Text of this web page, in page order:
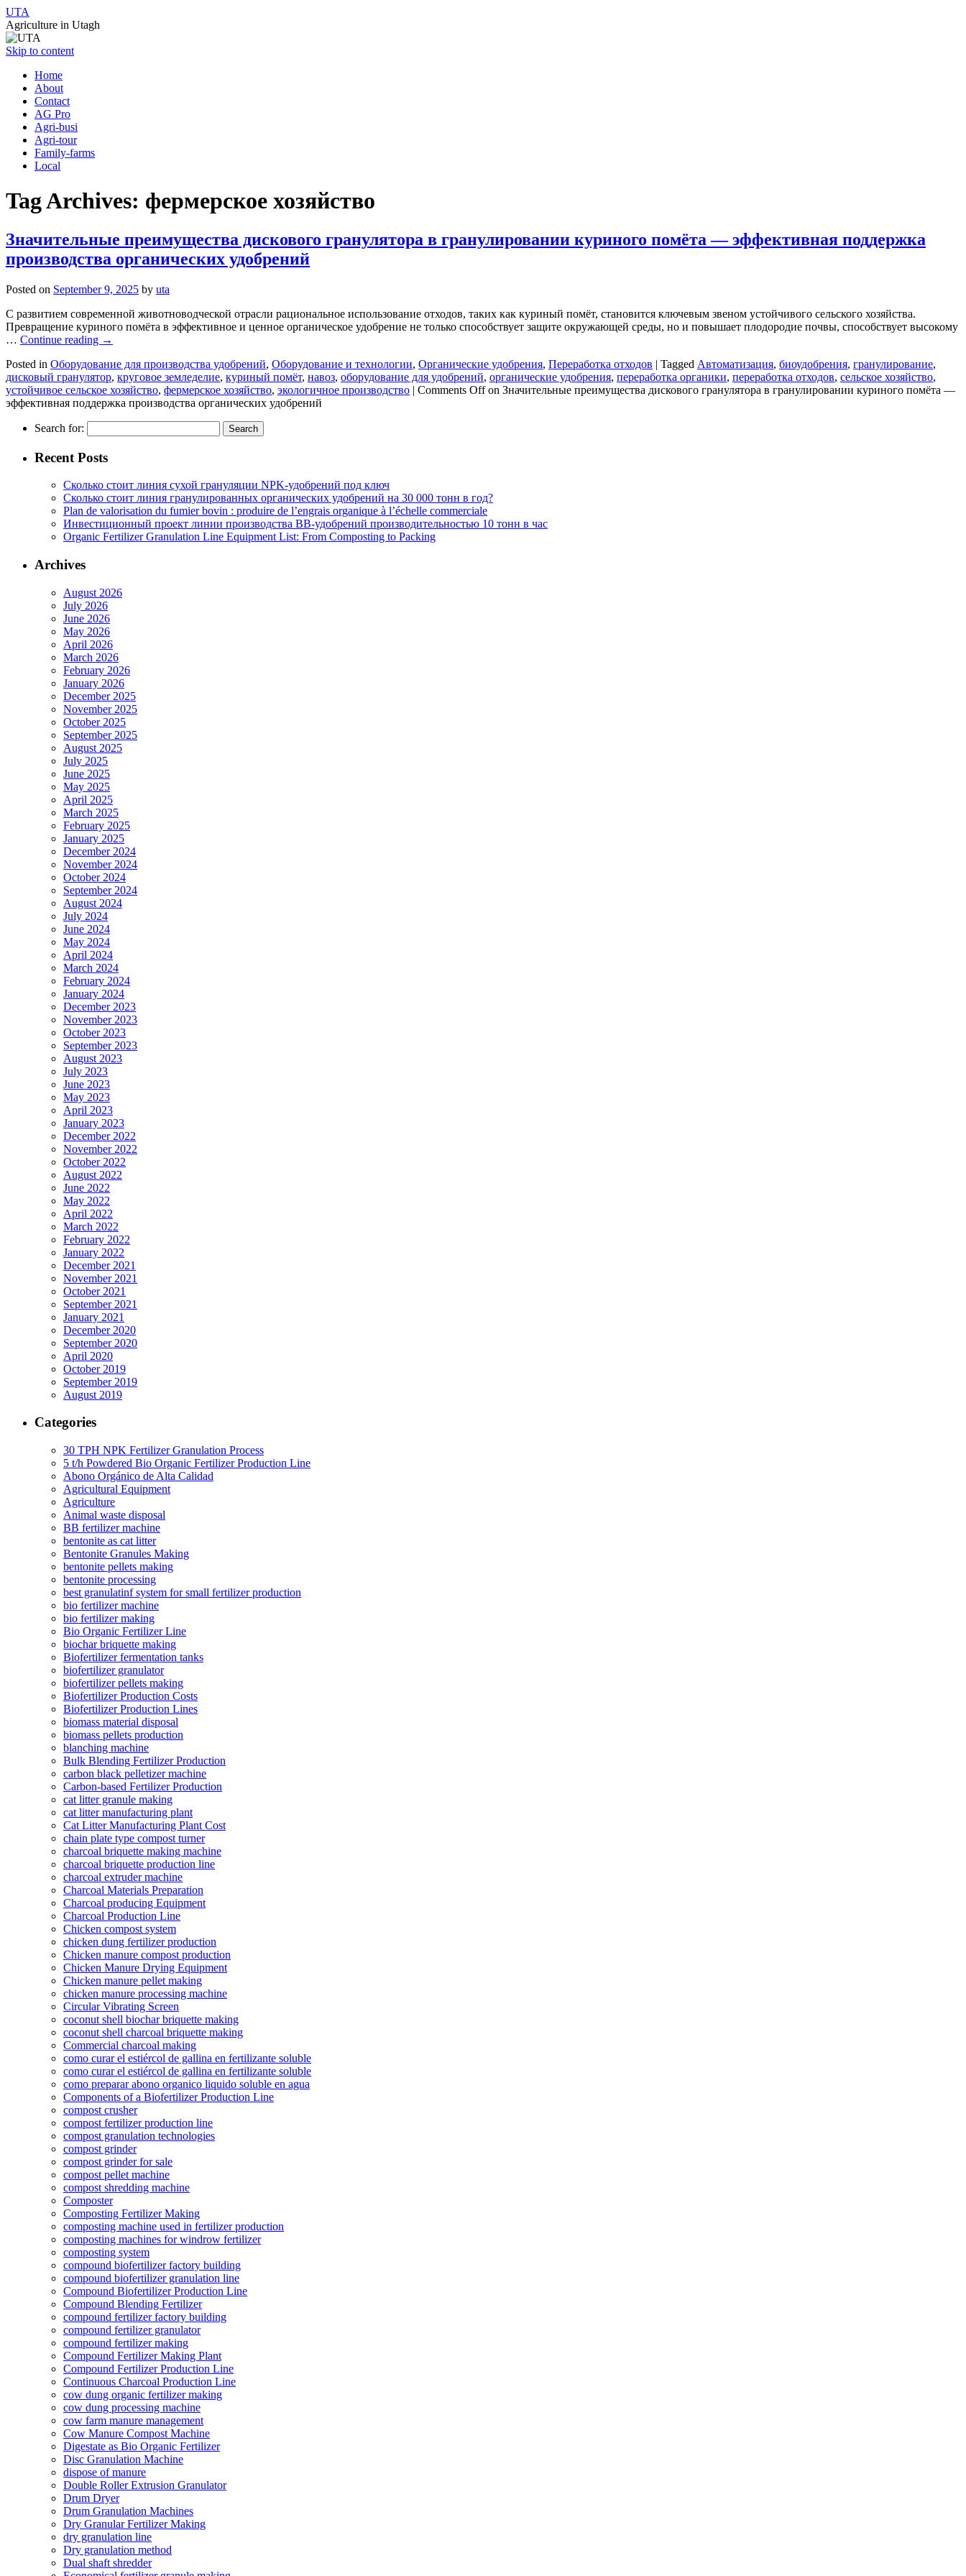
UTA
Agriculture in Utagh
Skip to content
Home
About
Contact
AG Pro
Agri-busi
Agri-tour
Family-farms
Local
Tag Archives: фермерское хозяйство
Значительные преимущества дискового гранулятора в гранулировании куриного помёта — эффективная поддержка
производства органических удобрений
Posted on September 9, 2025 by uta
С развитием современной животноводческой отрасли рациональное использование отходов, таких как куриный помёт, становится ключевым звеном устойчивого сельского хозяйства.
Превращение куриного помёта в эффективное и ценное органическое удобрение не только способствует защите окружающей среды, но и повышает плодородие почвы, способствует высокому
… Continue reading →
Posted in Оборудование для производства удобрений, Оборудование и технологии, Органические удобрения, Переработка отходов | Tagged Автоматизация, биоудобрения, гранулирование,
дисковый гранулятор, круговое земледелие, куриный помёт, навоз, оборудование для удобрений, органические удобрения, переработка органики, переработка отходов, сельское хозяйство,
устойчивое сельское хозяйство, фермерское хозяйство, экологичное производство | Comments Offon Значительные преимущества дискового гранулятора в гранулировании куриного помёта —
эффективная поддержка производства органических удобрений
Search for:
Recent Posts
Сколько стоит линия сухой грануляции NPK-удобрений под ключ
Сколько стоит линия гранулированных органических удобрений на 30 000 тонн в год?
Plan de valorisation du fumier bovin : produire de l’engrais organique à l’échelle commerciale
Инвестиционный проект линии производства BB-удобрений производительностью 10 тонн в час
Organic Fertilizer Granulation Line Equipment List: From Composting to Packing
Archives
August 2026
July 2026
June 2026
May 2026
April 2026
March 2026
February 2026
January 2026
December 2025
November 2025
October 2025
September 2025
August 2025
July 2025
June 2025
May 2025
April 2025
March 2025
February 2025
January 2025
December 2024
November 2024
October 2024
September 2024
August 2024
July 2024
June 2024
May 2024
April 2024
March 2024
February 2024
January 2024
December 2023
November 2023
October 2023
September 2023
August 2023
July 2023
June 2023
May 2023
April 2023
January 2023
December 2022
November 2022
October 2022
August 2022
June 2022
May 2022
April 2022
March 2022
February 2022
January 2022
December 2021
November 2021
October 2021
September 2021
January 2021
December 2020
September 2020
April 2020
October 2019
September 2019
August 2019
Categories
30 TPH NPK Fertilizer Granulation Process
5 t/h Powdered Bio Organic Fertilizer Production Line
Abono Orgánico de Alta Calidad
Agricultural Equipment
Agriculture
Animal waste disposal
BB fertilizer machine
bentonite as cat litter
Bentonite Granules Making
bentonite pellets making
bentonite processing
best granulatinf system for small fertilizer production
bio fertilizer machine
bio fertilizer making
Bio Organic Fertilizer Line
biochar briquette making
Biofertilizer fermentation tanks
biofertilizer granulator
biofertilizer pellets making
Biofertilizer Production Costs
Biofertilizer Production Lines
biomass material disposal
biomass pellets production
blanching machine
Bulk Blending Fertilizer Production
carbon black pelletizer machine
Carbon-based Fertilizer Production
cat litter granule making
cat litter manufacturing plant
Cat Litter Manufacturing Plant Cost
chain plate type compost turner
charcoal briquette making machine
charcoal briquette production line
charcoal extruder machine
Charcoal Materials Preparation
Charcoal producing Equipment
Charcoal Production Line
Chicken compost system
chicken dung fertilizer production
Chicken manure compost production
Chicken Manure Drying Equipment
Chicken manure pellet making
chicken manure processing machine
Circular Vibrating Screen
coconut shell biochar briquette making
coconut shell charcoal briquette making
Commercial charcoal making
como curar el estiércol de gallina en fertilizante soluble
como curar el estiércol de gallina en fertilizante soluble
como preparar abono organico liquido soluble en agua
Components of a Biofertilizer Production Line
compost crusher
compost fertilizer production line
compost granulation technologies
compost grinder
compost grinder for sale
compost pellet machine
compost shredding machine
Composter
Composting Fertilizer Making
composting machine used in fertilizer production
composting machines for windrow fertilizer
composting system
compound biofertilizer factory building
compound biofertilizer granulation line
Compound Biofertilizer Production Line
Compound Blending Fertilizer
compound fertilizer factory building
compound fertilizer granulator
compound fertilizer making
Compound Fertilizer Making Plant
Compound Fertilizer Production Line
Continuous Charcoal Production Line
cow dung organic fertilizer making
cow dung processing machine
cow farm manure management
Cow Manure Compost Machine
Digestate as Bio Organic Fertilizer
Disc Granulation Machine
dispose of manure
Double Roller Extrusion Granulator
Drum Dryer
Drum Granulation Machines
Dry Granular Fertilizer Making
dry granulation line
Dry granulation method
Dual shaft shredder